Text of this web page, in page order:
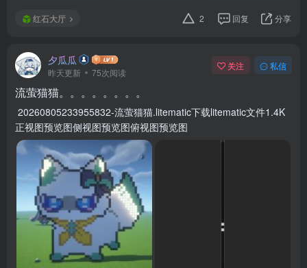
红石大厅 2 回复 分享
夕瓜瓜
昨天更新 75次阅读
关注 私信
流萤猫猫。。。。。。。。
20260805233955832-流萤猫猫.litematic下载litematic文件1.4K
正视图预览图侧视图预览图俯视图预览图